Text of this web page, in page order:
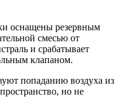
оснащены резервным
смесью от
и срабатывает
клапаном.
попаданию воздуха из
но не